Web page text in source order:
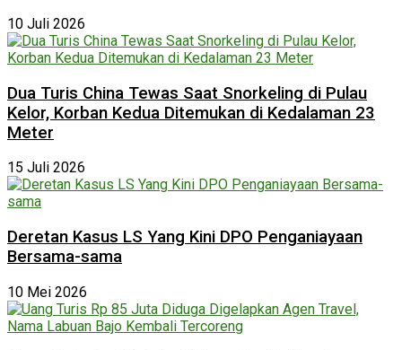
10 Juli 2026
Dua Turis China Tewas Saat Snorkeling di Pulau
Kelor, Korban Kedua Ditemukan di Kedalaman 23
Meter
15 Juli 2026
Deretan Kasus LS Yang Kini DPO Penganiayaan
Bersama-sama
10 Mei 2026